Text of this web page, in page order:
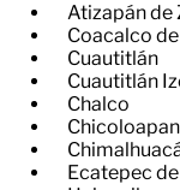
Atizapán de
Coacalco
Cuautitlán
Cuautitlán
Chalco
Chicoloapan
Ecatepec